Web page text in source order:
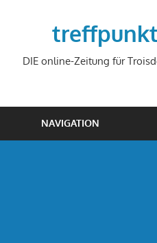
DIE online-Zeitung für
NAVIGATION